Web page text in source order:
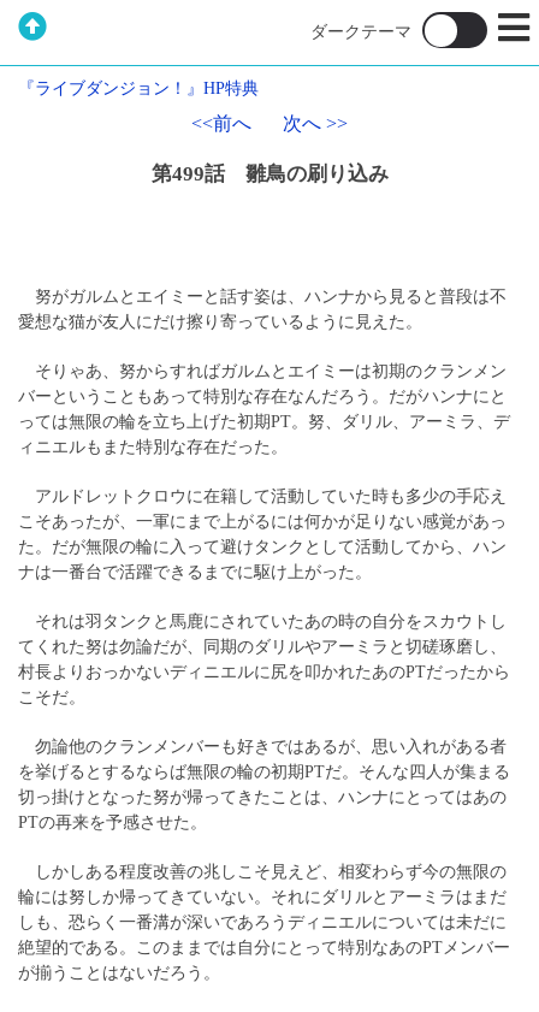
『ライブダンジョン！』HP特典
<<前へ 次へ >>
第499話 雛鳥の刷り込み
努がガルムとエイミーと話す姿は、ハンナから見ると普段は不
愛想な猫が友人にだけ擦り寄っているように見えた。
そりゃあ、努からすればガルムとエイミーは初期のクランメン
バーということもあって特別な存在なんだろう。だがハンナにと
っては無限の輪を立ち上げた初期PT。努、ダリル、アーミラ、デ
ィニエルもまた特別な存在だった。
アルドレットクロウに在籍して活動していた時も多少の手応え
こそあったが、一軍にまで上がるには何かが足りない感覚があっ
た。だが無限の輪に入って避けタンクとして活動してから、ハン
ナは一番台で活躍できるまでに駆け上がった。
それは羽タンクと馬鹿にされていたあの時の自分をスカウトし
てくれた努は勿論だが、同期のダリルやアーミラと切磋琢磨し、
村長よりおっかないディニエルに尻を叩かれたあのPTだったから
こそだ。
勿論他のクランメンバーも好きではあるが、思い入れがある者
を挙げるとするならば無限の輪の初期PTだ。そんな四人が集まる
切っ掛けとなった努が帰ってきたことは、ハンナにとってはあの
PTの再来を予感させた。
しかしある程度改善の兆しこそ見えど、相変わらず今の無限の
輪には努しか帰ってきていない。それにダリルとアーミラはまだ
しも、恐らく一番溝が深いであろうディニエルについては未だに
絶望的である。このままでは自分にとって特別なあのPTメンバー
が揃うことはないだろう。